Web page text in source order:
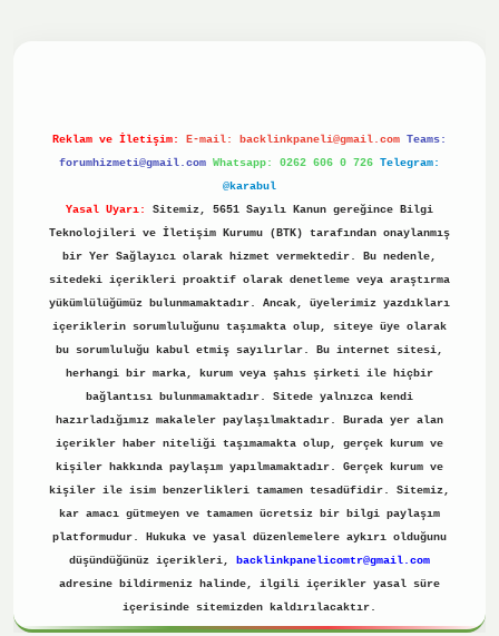
Reklam ve İletişim: E-mail: backlinkpaneli@gmail.com Teams:
forumhizmeti@gmail.com Whatsapp: 0262 606 0 726 Telegram:
@karabul
Yasal Uyarı:
Sitemiz, 5651 Sayılı Kanun gereğince Bilgi
Teknolojileri ve İletişim Kurumu (BTK) tarafından onaylanmış
bir Yer Sağlayıcı olarak hizmet vermektedir. Bu nedenle,
sitedeki içerikleri proaktif olarak denetleme veya araştırma
yükümlülüğümüz bulunmamaktadır. Ancak, üyelerimiz yazdıkları
içeriklerin sorumluluğunu taşımakta olup, siteye üye olarak
bu sorumluluğu kabul etmiş sayılırlar. Bu internet sitesi,
herhangi bir marka, kurum veya şahıs şirketi ile hiçbir
bağlantısı bulunmamaktadır. Sitede yalnızca kendi
hazırladığımız makaleler paylaşılmaktadır. Burada yer alan
içerikler haber niteliği taşımamakta olup, gerçek kurum ve
kişiler hakkında paylaşım yapılmamaktadır. Gerçek kurum ve
kişiler ile isim benzerlikleri tamamen tesadüfidir. Sitemiz,
kar amacı gütmeyen ve tamamen ücretsiz bir bilgi paylaşım
platformudur. Hukuka ve yasal düzenlemelere aykırı olduğunu
düşündüğünüz içerikleri,
backlinkpanelicomtr@gmail.com
adresine bildirmeniz halinde, ilgili içerikler yasal süre
içerisinde sitemizden kaldırılacaktır.